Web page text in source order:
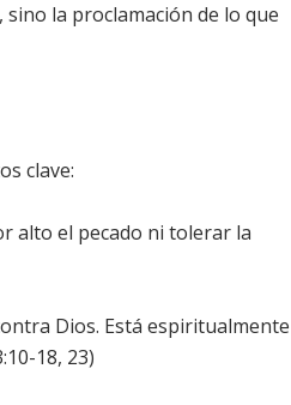
la proclamación de lo que
clave:
alto el pecado ni tolerar la
Dios. Está espiritualmente
18, 23)